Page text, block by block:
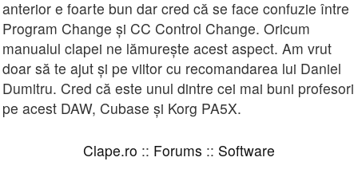
anterior e foarte bun dar cred că se face confuzie între
Program Change și CC Control Change. Oricum
manualul clapei ne lămurește acest aspect. Am vrut
doar să te ajut și pe viitor cu recomandarea lui Daniel
Dumitru. Cred că este unul dintre cei mai buni profesori
pe acest DAW, Cubase și Korg PA5X.
Clape.ro :: Forums :: Software